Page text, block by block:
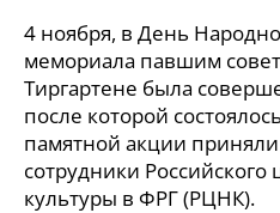
4 ноября, в День
мемориала павшим
Тиргартене была
после которой
памятной акции приняли
сотрудники Российского
культуры в ФРГ (РЦНК).